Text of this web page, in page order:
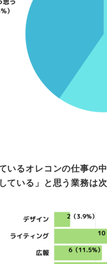
いるオレコンの仕事の中
ている」と思う業務は